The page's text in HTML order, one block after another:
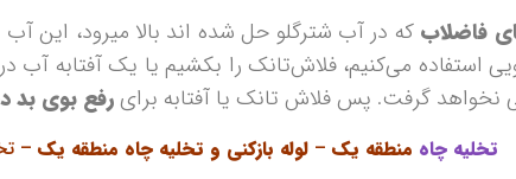
فاضلاب که در آب شترگلو حل شده اند بالا میرود، این
استفاده می‌کنیم، فلاش‌تانک را بکشیم یا یک آفتابه آب
نخواهد گرفت. پس فلاش تانک یا آفتابه برایرفع بوی بد
تخلیه چاه منطقه یک –لوله بازکنی و تخلیه چاه منطقه یک –